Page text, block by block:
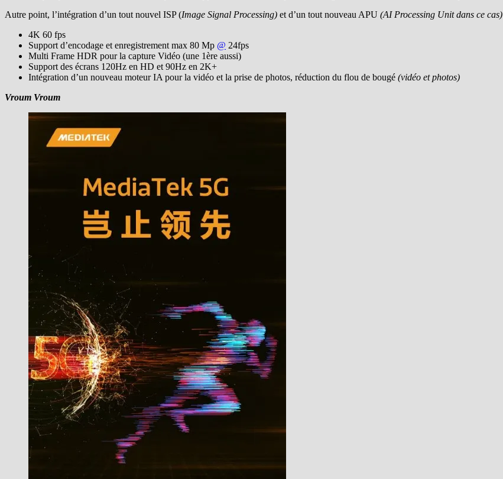
Autre point, l’intégration d’un tout nouvel ISP (Image Signal Processing) et d’un tout nouveau APU (AI Processing Unit dans ce cas)
4K 60 fps
Support d’encodage et enregistrement max 80 Mp @ 24fps
Multi Frame HDR pour la capture Vidéo (une 1ère aussi)
Support des écrans 120Hz en HD et 90Hz en 2K+
Intégration d’un nouveau moteur IA pour la vidéo et la prise de photos, réduction du flou de bougé (vidéo et photos)
Vroum Vroum